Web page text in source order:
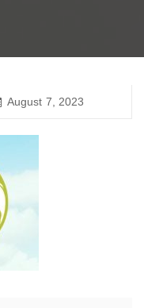
August 7, 2023